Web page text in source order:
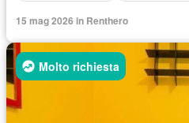
15 mag 2026 in Renthero
Molto richiesta